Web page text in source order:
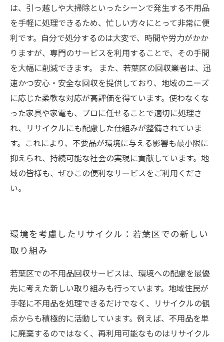
は、引っ越しや大掃除といったシーンで発生する不用品
を手軽に処理できるため、忙しい方々にとって非常に便
利です。自分で処分するのは大変で、時間や労力がかか
りますが、専門のサービスを利用することで、その手間
を大幅に削減できます。 また、若葉区の回収業者は、迅
速かつ安心・安全な回収を提供しており、地域のニーズ
に応じた柔軟な対応が高評価を得ています。使わなくな
った家具や家電も、プロに任せることで適切に処理さ
れ、リサイクルにも配慮した仕組みが整備されていま
す。これにより、不要品が環境に与える影響も最小限に
抑えられ、持続可能な社会の実現に貢献しています。地
域の皆様も、ぜひこの便利なサービスをご利用くださ
い。
環境を考慮したリサイクル：若葉区での新しい
取り組み
若葉区での不用品回収サービスは、環境への配慮を最優
先に考えた新しい取り組みも行っています。地域住民が
手軽に不用品を処理できるだけでなく、リサイクルの観
点からも積極的に活動しています。例えば、不用品を単
に廃棄するのではなく、再利用可能なものはリサイクル